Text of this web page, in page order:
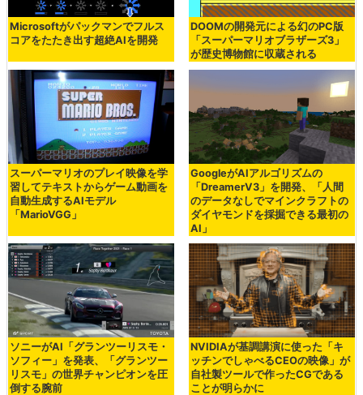
Microsoftがパックマンでフルス
コアをたたき出す超絶AIを開発
DOOMの開発元による幻のPC版
「スーパーマリオブラザーズ3」
が歴史博物館に収蔵される
スーパーマリオのプレイ映像を学
習してテキストからゲーム動画を
自動生成するAIモデル
「MarioVGG」
GoogleがAIアルゴリズムの
「DreamerV3」を開発、「人間
のデータなしでマインクラフトの
ダイヤモンドを採掘できる最初の
AI」
ソニーがAI「グランツーリスモ・
ソフィー」を発表、「グランツー
リスモ」の世界チャンピオンを圧
倒する腕前
NVIDIAが基調講演に使った「キ
ッチンでしゃべるCEOの映像」が
自社製ツールで作ったCGである
ことが明らかに